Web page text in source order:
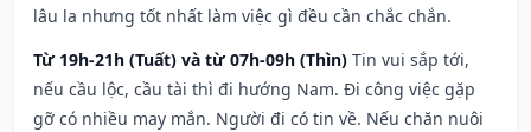
lâu la nhưng tốt nhất làm việc gì đều cần chắc chắn.
Từ 19h-21h (Tuất) và từ 07h-09h (Thìn) Tin vui sắp tới,
nếu cầu lộc, cầu tài thì đi hướng Nam. Đi công việc gặp
gỡ có nhiều may mắn. Người đi có tin về. Nếu chăn nuôi